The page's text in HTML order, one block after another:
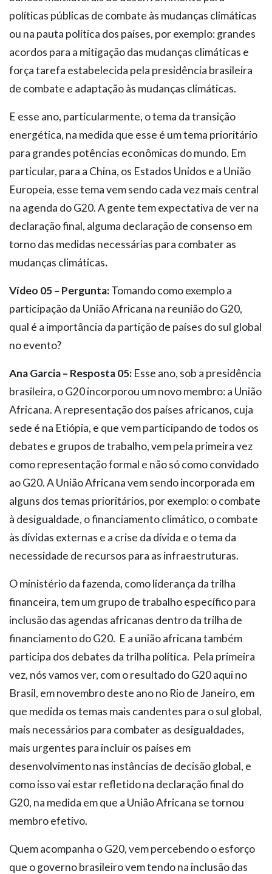
políticas públicas de combate às mudanças climáticas
ou na pauta política dos países, por exemplo: grandes
acordos para a mitigação das mudanças climáticas e
força tarefa estabelecida pela presidência brasileira
de combate e adaptação às mudanças climáticas.
E esse ano, particularmente, o tema da transição
energética, na medida que esse é um tema prioritário
para grandes potências econômicas do mundo. Em
particular, para a China, os Estados Unidos e a União
Europeia, esse tema vem sendo cada vez mais central
na agenda do G20. A gente tem expectativa de ver na
declaração final, alguma declaração de consenso em
torno das medidas necessárias para combater as
mudanças climáticas.
Vídeo 05 – Pergunta:Tomando como exemplo a
participação da União Africana na reunião do G20,
qual é a importância da partição de países do sul global
no evento?
Ana Garcia – Resposta 05: Esse ano, sob a presidência
brasileira, o G20 incorporou um novo membro: a União
Africana. A representação dos países africanos, cuja
sede é na Etiópia, e que vem participando de todos os
debates e grupos de trabalho, vem pela primeira vez
como representação formal e não só como convidado
ao G20. A União Africana vem sendo incorporada em
alguns dos temas prioritários, por exemplo: o combate
à desigualdade, o financiamento climático, o combate
às dívidas externas e a crise da dívida e o tema da
necessidade de recursos para as infraestruturas.
O ministério da fazenda, como liderança da trilha
financeira, tem um grupo de trabalho específico para
inclusão das agendas africanas dentro da trilha de
financiamento do G20. E a união africana também
participa dos debates da trilha política. Pela primeira
vez, nós vamos ver, com o resultado do G20 aqui no
Brasil, em novembro deste ano no Rio de Janeiro, em
que medida os temas mais candentes para o sul global,
mais necessários para combater as desigualdades,
mais urgentes para incluir os países em
desenvolvimento nas instâncias de decisão global, e
como isso vai estar refletido na declaração final do
G20, na medida em que a União Africana se tornou
membro efetivo.
Quem acompanha o G20, vem percebendo o esforço
que o governo brasileiro vem tendo na inclusão das